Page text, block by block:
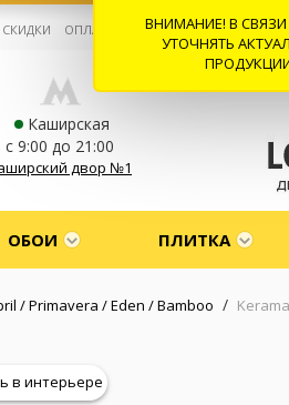
ОПЛАТА И ДОСТАВКА
Каширская
с 9:00 до 21:00
двор №1
ОБОИ ПЛИТКА
/ Primavera / Eden / Bamboo /
в интерьере
ВНИМАНИЕ! В
УТОЧНЯТЬ